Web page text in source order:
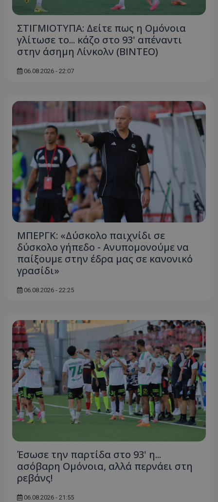
ΣΤΙΓΜΙΟΤΥΠΑ: Δείτε πως η Ομόνοια
γλίτωσε το... κάζο στο 93' απέναντι
στην άσημη Λίνκολν (ΒΙΝΤΕΟ)
06.08.2026 - 22:07
ΜΠΕΡΓΚ: «Δύσκολο παιχνίδι σε
δύσκολο γήπεδο - Ανυπομονούμε να
παίξουμε στην έδρα μας σε κανονικό
γρασίδι»
06.08.2026 - 22:25
Έσωσε την παρτίδα στο 93' η...
ασόβαρη Ομόνοια, αλλά περνάει στη
ρεβάνς!
06.08.2026 - 21:55